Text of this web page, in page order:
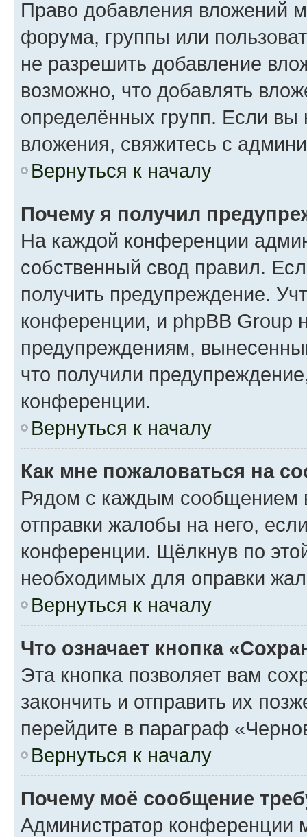
Право добавления вложений
форума, группы или
не разрешить добавление
возможно, что добавлять
определённых групп. Если вы
вложения, свяжитесь с
Вернуться к началу
Почему я получил
На каждой конференции
собственный свод правил.
получить предупреждение.
конференции, и phpBB Group
предупреждениям,
что получили
конференции.
Вернуться к началу
Как мне пожаловаться на
Рядом с каждым сообщением
отправки жалобы на него,
конференции. Щёлкнув по
необходимых для оправки
Вернуться к началу
Что означает кнопка
Эта кнопка позволяет вам
закончить и отправить их
перейдите в параграф
Вернуться к началу
Почему моё сообщение
Администратор конференции